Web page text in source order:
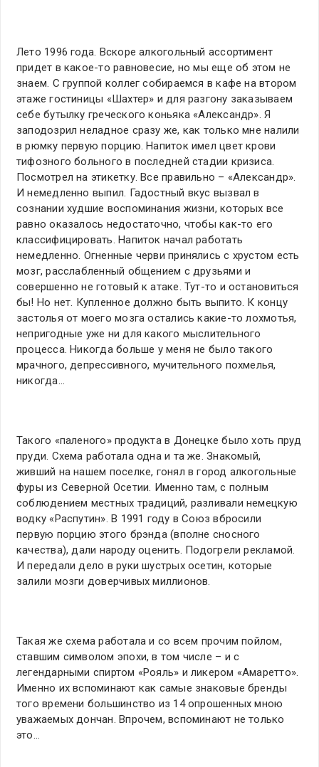
Лето 1996 года. Вскоре алкогольный ассортимент
придет в какое-то равновесие, но мы еще об этом не
знаем. С группой коллег собираемся в кафе на втором
этаже гостиницы «Шахтер» и для разгону заказываем
себе бутылку греческого коньяка «Александр». Я
заподозрил неладное сразу же, как только мне налили
в рюмку первую порцию. Напиток имел цвет крови
тифозного больного в последней стадии кризиса.
Посмотрел на этикетку. Все правильно – «Александр».
И немедленно выпил. Гадостный вкус вызвал в
сознании худшие воспоминания жизни, которых все
равно оказалось недостаточно, чтобы как-то его
классифицировать. Напиток начал работать
немедленно. Огненные черви принялись с хрустом есть
мозг, расслабленный общением с друзьями и
совершенно не готовый к атаке. Тут-то и остановиться
бы! Но нет. Купленное должно быть выпито. К концу
застолья от моего мозга остались какие-то лохмотья,
непригодные уже ни для какого мыслительного
процесса. Никогда больше у меня не было такого
мрачного, депрессивного, мучительного похмелья,
никогда…
Такого «паленого» продукта в Донецке было хоть пруд
пруди. Схема работала одна и та же. Знакомый,
живший на нашем поселке, гонял в город алкогольные
фуры из Северной Осетии. Именно там, с полным
соблюдением местных традиций, разливали немецкую
водку «Распутин». В 1991 году в Союз вбросили
первую порцию этого брэнда (вполне сносного
качества), дали народу оценить. Подогрели рекламой.
И передали дело в руки шустрых осетин, которые
залили мозги доверчивых миллионов.
Такая же схема работала и со всем прочим пойлом,
ставшим символом эпохи, в том числе – и с
легендарными спиртом «Рояль» и ликером «Амаретто».
Именно их вспоминают как самые знаковые бренды
того времени большинство из 14 опрошенных мною
уважаемых дончан. Впрочем, вспоминают не только
это…